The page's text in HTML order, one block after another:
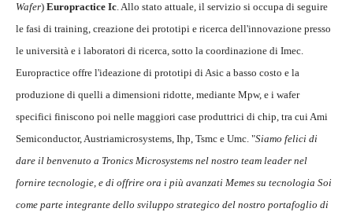
Wafer) Europractice Ic. Allo stato attuale, il servizio si occupa di seguire
le fasi di training, creazione dei prototipi e ricerca dell'innovazione presso
le università e i laboratori di ricerca, sotto la coordinazione di Imec.
Europractice offre l'ideazione di prototipi di Asic a basso costo e la
produzione di quelli a dimensioni ridotte, mediante Mpw, e i wafer
specifici finiscono poi nelle maggiori case produttrici di chip, tra cui Ami
Semiconductor, Austriamicrosystems, Ihp, Tsmc e Umc. "Siamo felici di
dare il benvenuto a Tronics Microsystems nel nostro team leader nel
fornire tecnologie, e di offrire ora i più avanzati Memes su tecnologia Soi
come parte integrante dello sviluppo strategico del nostro portafoglio di